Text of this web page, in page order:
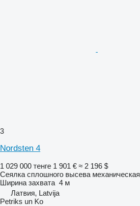
3
Nordsten 4
1 029 000 тенге 1 901 € ≈ 2 196 $
Сеялка сплошного высева механическая
Ширина захвата 4 м
Латвия, Latvija
Petriks un Ko